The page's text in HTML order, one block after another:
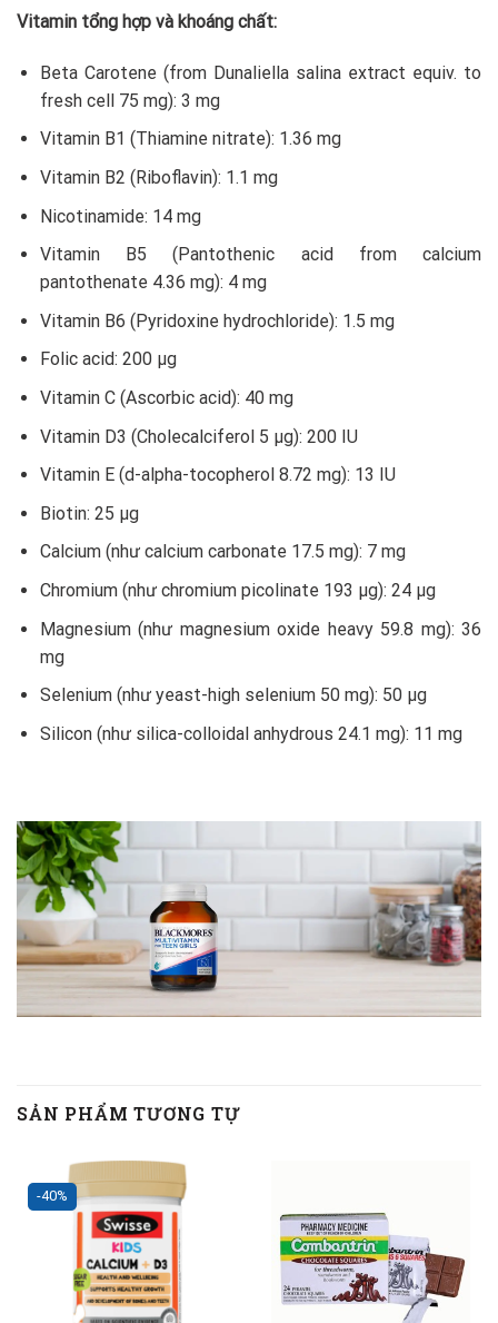
Vitamin tổng hợp và khoáng chất:
Beta Carotene (from Dunaliella salina extract equiv. to
fresh cell 75 mg): 3 mg
Vitamin B1 (Thiamine nitrate): 1.36 mg
Vitamin B2 (Riboflavin): 1.1 mg
Nicotinamide: 14 mg
Vitamin B5 (Pantothenic acid from calcium
pantothenate 4.36 mg): 4 mg
Vitamin B6 (Pyridoxine hydrochloride): 1.5 mg
Folic acid: 200 µg
Vitamin C (Ascorbic acid): 40 mg
Vitamin D3 (Cholecalciferol 5 µg): 200 IU
Vitamin E (d-alpha-tocopherol 8.72 mg): 13 IU
Biotin: 25 µg
Calcium (như calcium carbonate 17.5 mg): 7 mg
Chromium (như chromium picolinate 193 µg): 24 µg
Magnesium (như magnesium oxide heavy 59.8 mg): 36
mg
Selenium (như yeast-high selenium 50 mg): 50 µg
Silicon (như silica-colloidal anhydrous 24.1 mg): 11 mg
SẢN PHẨM TƯƠNG TỰ
-40%